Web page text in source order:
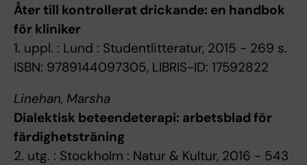
Åter till kontrollerat drickande: en handbok
för kliniker
1. uppl. : Lund : Studentlitteratur, 2015 - 269 s.
ISBN: 9789144097305, LIBRIS-ID: 17592822
Linehan, Marsha
Dialektisk beteendeterapi: arbetsblad för
färdighetsträning
2. utg. : Stockholm : Natur & Kultur, 2016 - 543